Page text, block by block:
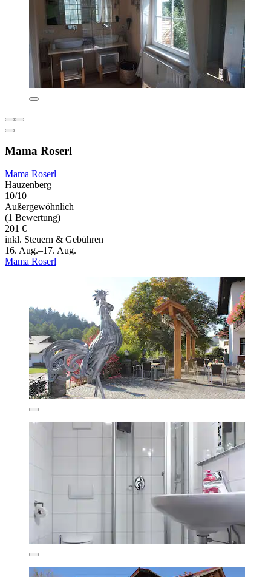
Mama Roserl
Mama Roserl
Hauzenberg
10/10
Außergewöhnlich
(1 Bewertung)
201 €
inkl. Steuern & Gebühren
16. Aug.–17. Aug.
Mama Roserl